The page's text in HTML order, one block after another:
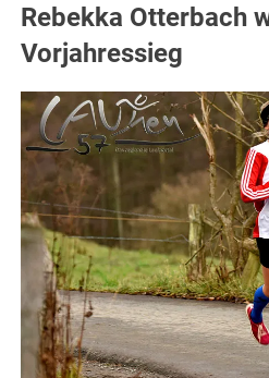
Rebekka Otterbach
Vorjahressieg